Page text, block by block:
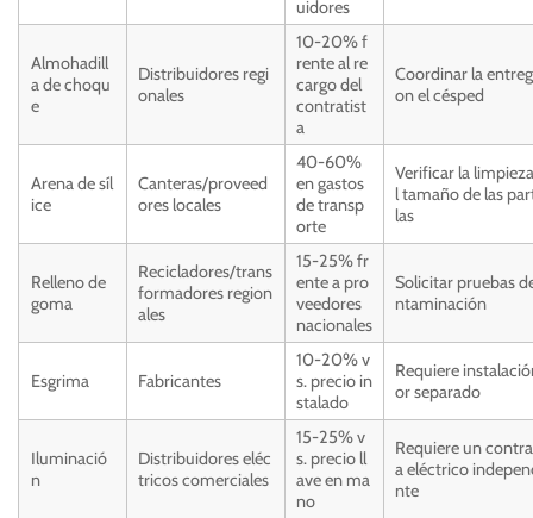
uidores
Almohadill
a de choqu
e
Distribuidores regi
onales
10-20% f
rente al re
cargo del
contratist
a
Coordinar la
on el césped
Arena de síl
ice
Canteras/proveed
ores locales
40-60%
en gastos
de transp
orte
Verificar la
l tamaño de las
las
Relleno de
goma
Recicladores/trans
formadores region
ales
15-25% fr
ente a pro
veedores
nacionales
Solicitar pruebas
ntaminación
Esgrima Fabricantes
10-20% v
s. precio in
stalado
Requiere
or separado
Iluminació
n
Distribuidores eléc
tricos comerciales
15-25% v
s. precio ll
ave en ma
no
Requiere un
a eléctrico
nte